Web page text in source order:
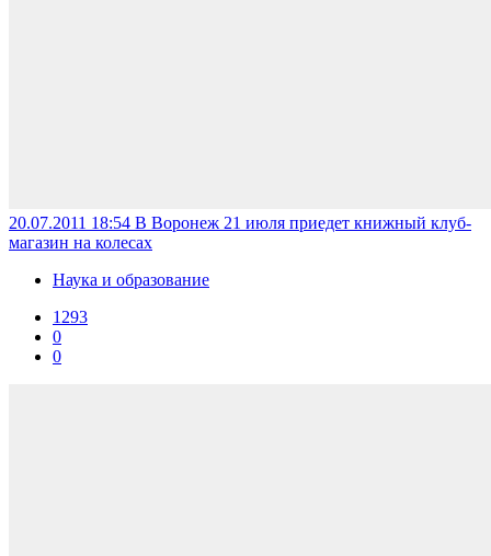
20.07.2011 18:54 В Воронеж 21 июля приедет книжный клуб-
магазин на колесах
Наука и образование
1293
0
0